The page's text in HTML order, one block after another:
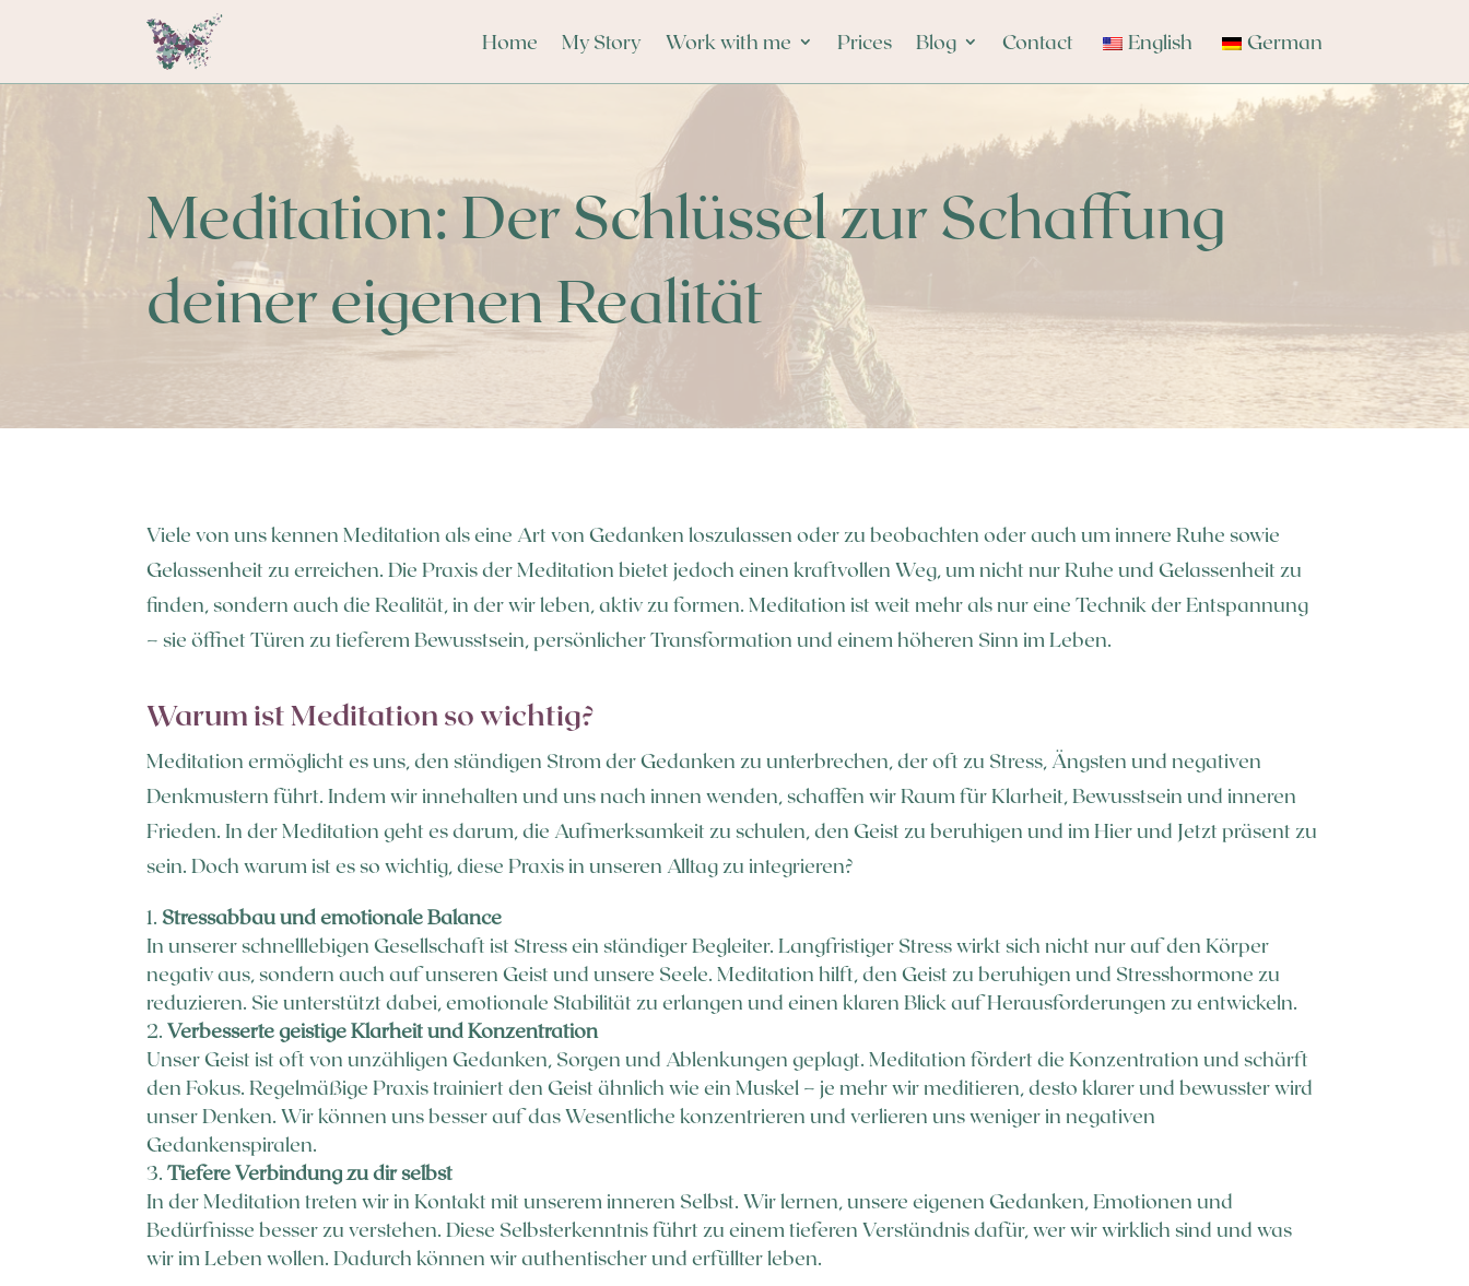
Home My Story Work with me Prices Blog Contact English German
Meditation: Der Schlüssel zur Schaffung
deiner eigenen Realität
Viele von uns kennen Meditation als eine Art von Gedanken loszulassen oder zu beobachten oder auch um innere Ruhe sowie
Gelassenheit zu erreichen. Die Praxis der Meditation bietet jedoch einen kraftvollen Weg, um nicht nur Ruhe und Gelassenheit zu
finden, sondern auch die Realität, in der wir leben, aktiv zu formen. Meditation ist weit mehr als nur eine Technik der Entspannung
– sie öffnet Türen zu tieferem Bewusstsein, persönlicher Transformation und einem höheren Sinn im Leben.
Warum ist Meditation so wichtig?
Meditation ermöglicht es uns, den ständigen Strom der Gedanken zu unterbrechen, der oft zu Stress, Ängsten und negativen
Denkmustern führt. Indem wir innehalten und uns nach innen wenden, schaffen wir Raum für Klarheit, Bewusstsein und inneren
Frieden. In der Meditation geht es darum, die Aufmerksamkeit zu schulen, den Geist zu beruhigen und im Hier und Jetzt präsent zu
sein. Doch warum ist es so wichtig, diese Praxis in unseren Alltag zu integrieren?
Stressabbau und emotionale Balance
In unserer schnelllebigen Gesellschaft ist Stress ein ständiger Begleiter. Langfristiger Stress wirkt sich nicht nur auf den Körper
negativ aus, sondern auch auf unseren Geist und unsere Seele. Meditation hilft, den Geist zu beruhigen und Stresshormone zu
reduzieren. Sie unterstützt dabei, emotionale Stabilität zu erlangen und einen klaren Blick auf Herausforderungen zu entwickeln.
Verbesserte geistige Klarheit und Konzentration
Unser Geist ist oft von unzähligen Gedanken, Sorgen und Ablenkungen geplagt. Meditation fördert die Konzentration und schärft
den Fokus. Regelmäßige Praxis trainiert den Geist ähnlich wie ein Muskel – je mehr wir meditieren, desto klarer und bewusster wird
unser Denken. Wir können uns besser auf das Wesentliche konzentrieren und verlieren uns weniger in negativen
Gedankenspiralen.
Tiefere Verbindung zu dir selbst
In der Meditation treten wir in Kontakt mit unserem inneren Selbst. Wir lernen, unsere eigenen Gedanken, Emotionen und
Bedürfnisse besser zu verstehen. Diese Selbsterkenntnis führt zu einem tieferen Verständnis dafür, wer wir wirklich sind und was
wir im Leben wollen. Dadurch können wir authentischer und erfüllter leben.